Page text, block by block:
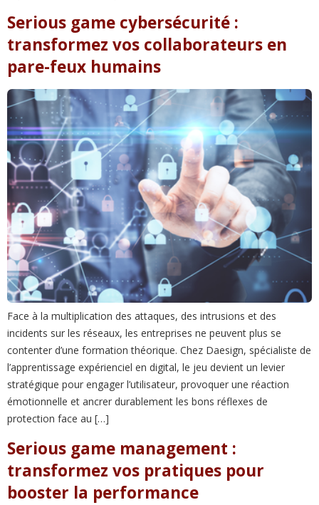
Serious game cybersécurité :
transformez vos collaborateurs en
pare-feux humains
Face à la multiplication des attaques, des intrusions et des
incidents sur les réseaux, les entreprises ne peuvent plus se
contenter d’une formation théorique. Chez Daesign, spécialiste de
l’apprentissage expérienciel en digital, le jeu devient un levier
stratégique pour engager l’utilisateur, provoquer une réaction
émotionnelle et ancrer durablement les bons réflexes de
protection face au […]
Serious game management :
transformez vos pratiques pour
booster la performance